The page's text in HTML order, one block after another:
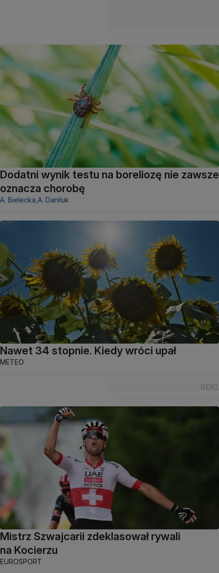
Dodatni wynik testu na boreliozę nie zawsze
oznacza chorobę
A. Bielecka, A. Daniluk
Nawet 34 stopnie. Kiedy wróci upał
METEO
Mistrz Szwajcarii zdeklasował rywali
na Kocierzu
EUROSPORT